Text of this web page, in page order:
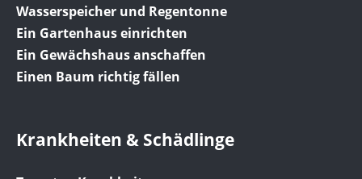
Wasserspeicher und Regentonne
Ein Gartenhaus einrichten
Ein Gewächshaus anschaffen
Einen Baum richtig fällen
Krankheiten & Schädlinge